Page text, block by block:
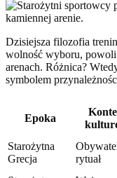
Dzisiejsza filozofia
wolność wyboru, powoli
arenach. Różnica?
symbolem
Epoka
Starożytna
Grecja
rytuał